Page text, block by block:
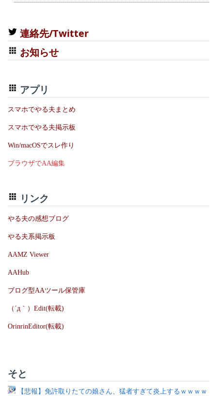
連絡先/Twitter
お知らせ
アプリ
スマホでやる夫まとめ
スマホでやる夫掲示板
Win/macOSでスレ作り
ブラウザでAA編集
リンク
やる夫の感想ブログ
やる夫系掲示板
AAMZ Viewer
AAHub
ブログ型AAツール保管庫
（´д｀）Edit(転載)
OrinrinEditor(転載)
そと
【悲報】免許取りたての娘さん、猛者すぎて炎上するｗｗｗｗ